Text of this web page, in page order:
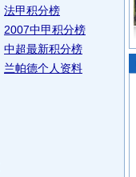
法甲积分榜
2007中甲积分榜
中超最新积分榜
兰帕德个人资料